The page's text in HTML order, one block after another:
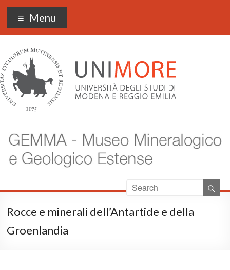
Museo Gemma
Menu
Rocce e minerali dell’Antartide e della
Groenlandia